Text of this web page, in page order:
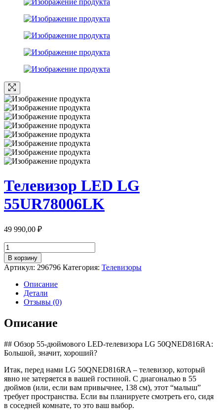
Телевизор LED LG
55UR78006LK
49 990,00 ₽
Количество
товара
Телевизор
LED
55UR78006LK
В корзину
Артикул: 296796 Категория: Телевизоры
Описание
Детали
Отзывы (0)
Описание
## Обзор 55-дюймового LED-телевизора LG 50QNED816RA:
Большой, значит, хороший?
Итак, перед нами LG 50QNED816RA – телевизор, который
явно не затеряется в вашей гостиной. С диагональю в 55
дюймов (или, если вам привычнее, 138 см), этот “малыш”
требует пространства. Если вы планируете смотреть его, сидя
в соседней комнате, то это ваш выбор.